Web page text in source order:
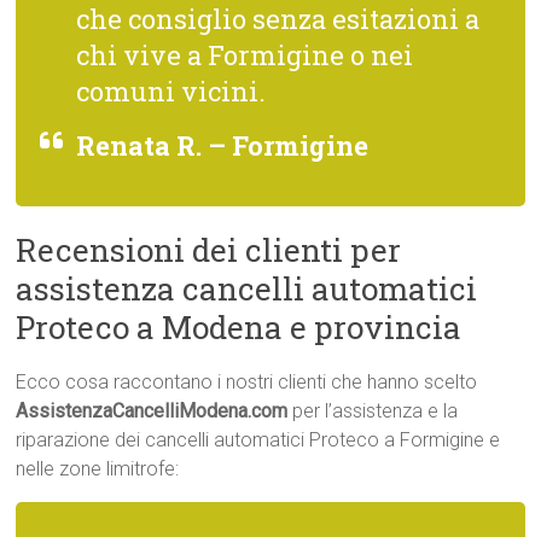
che consiglio senza esitazioni a
chi vive a Formigine o nei
comuni vicini.
Renata R. – Formigine
Recensioni dei clienti per
assistenza cancelli automatici
Proteco a Modena e provincia
Ecco cosa raccontano i nostri clienti che hanno scelto
AssistenzaCancelliModena.com per l’assistenza e la
riparazione dei cancelli automatici Proteco a Formigine e
nelle zone limitrofe: